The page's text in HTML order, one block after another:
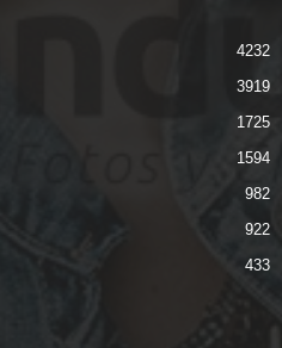
4232
3919
1725
1594
982
922
433